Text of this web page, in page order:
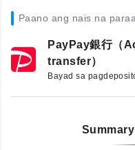
Paano ang nais na
PayPay銀行（
transfer）
Bayad sa